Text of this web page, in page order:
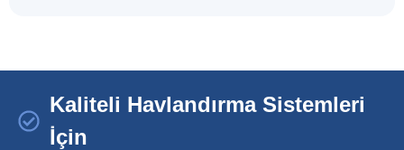
Kaliteli Havlandırma Sistemleri
İçin